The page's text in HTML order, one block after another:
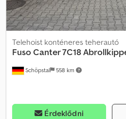
Schöpstal 558 km
Telehoist konténeres teherautó
FusoCanter 7C18
Érdeklődni